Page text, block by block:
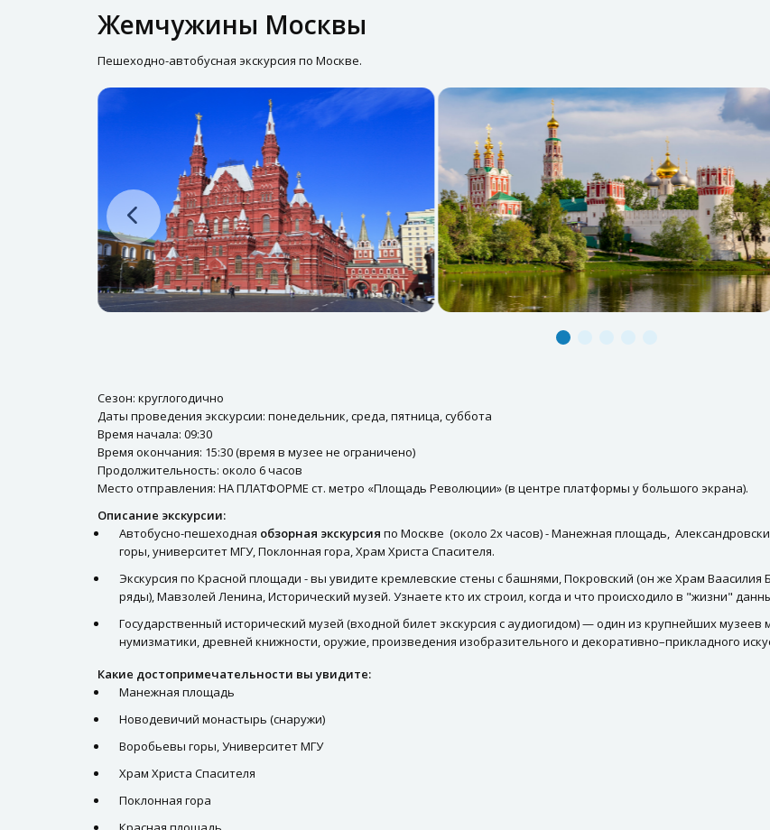
Жемчужины Москвы
Пешеходно-автобусная экскурсия по Москве.
Сезон: круглогодично
Даты проведения экскурсии: понедельник, среда, пятница, суббота
Время начала: 09:30
Время окончания: 15:30 (время в музее не ограничено)
Продолжительность: около 6 часов
Место отправления: НА ПЛАТФОРМЕ ст. метро «Площадь Революции» (в центре платформы у большого экрана).
Описание экскурсии:
Автобусно-пешеходная обзорная экскурсия по Москве (около 2х часов) - Манежная площадь,
горы, университет МГУ, Поклонная гора, Храм Христа Спасителя.
Экскурсия по Красной площади - вы увидите кремлевские стены с башнями, Покровский (он же Храм
ряды), Мавзолей Ленина, Исторический музей. Узнаете кто их строил, когда и что происходило в "жизни"
Государственный исторический музей (входной билет экскурсия с аудиогидом) — один из крупнейших
нумизматики, древней книжности, оружие, произведения изобразительного и декоративно–прикладного
Какие достопримечательности вы увидите:
Манежная площадь
Новодевичий монастырь (снаружи)
Воробьевы горы, Университет МГУ
Храм Христа Спасителя
Поклонная гора